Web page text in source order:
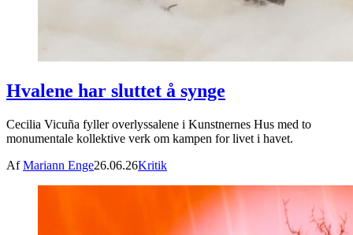
Hvalene har sluttet å synge
Cecilia Vicuña fyller overlyssalene i Kunstnernes Hus med to
monumentale kollektive verk om kampen for livet i havet.
AfMariann Enge26.06.26Kritik